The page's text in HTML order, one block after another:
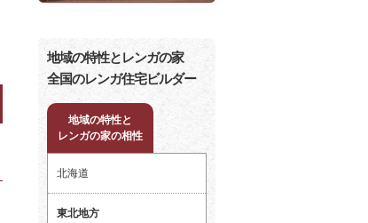
地域の特性とレンガの家
全国のレンガ住宅ビルダー
地域の特性と
レンガの家の相性
北海道
東北地方